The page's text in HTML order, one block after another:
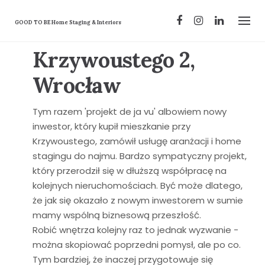
GOOD TO BE Home Staging & Interiors
Krzywoustego 2,
Wrocław
Tym razem 'projekt de ja vu' albowiem nowy
inwestor, który kupił mieszkanie przy
Krzywoustego, zamówił usługę aranżacji i home
stagingu do najmu. Bardzo sympatyczny projekt,
który przerodził się w dłuższą współpracę na
kolejnych nieruchomościach. Być może dlatego,
że jak się okazało z nowym inwestorem w sumie
mamy wspólną biznesową przeszłość.
Robić wnętrza kolejny raz to jednak wyzwanie -
można skopiować poprzedni pomysł, ale po co.
Tym bardziej, że inaczej przygotowuje się